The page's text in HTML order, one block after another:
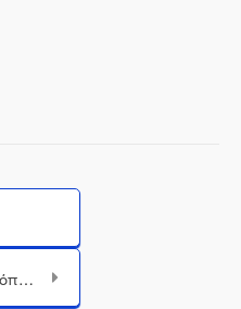
Μεταφράσεις του Γ. Βαλασόπουλου